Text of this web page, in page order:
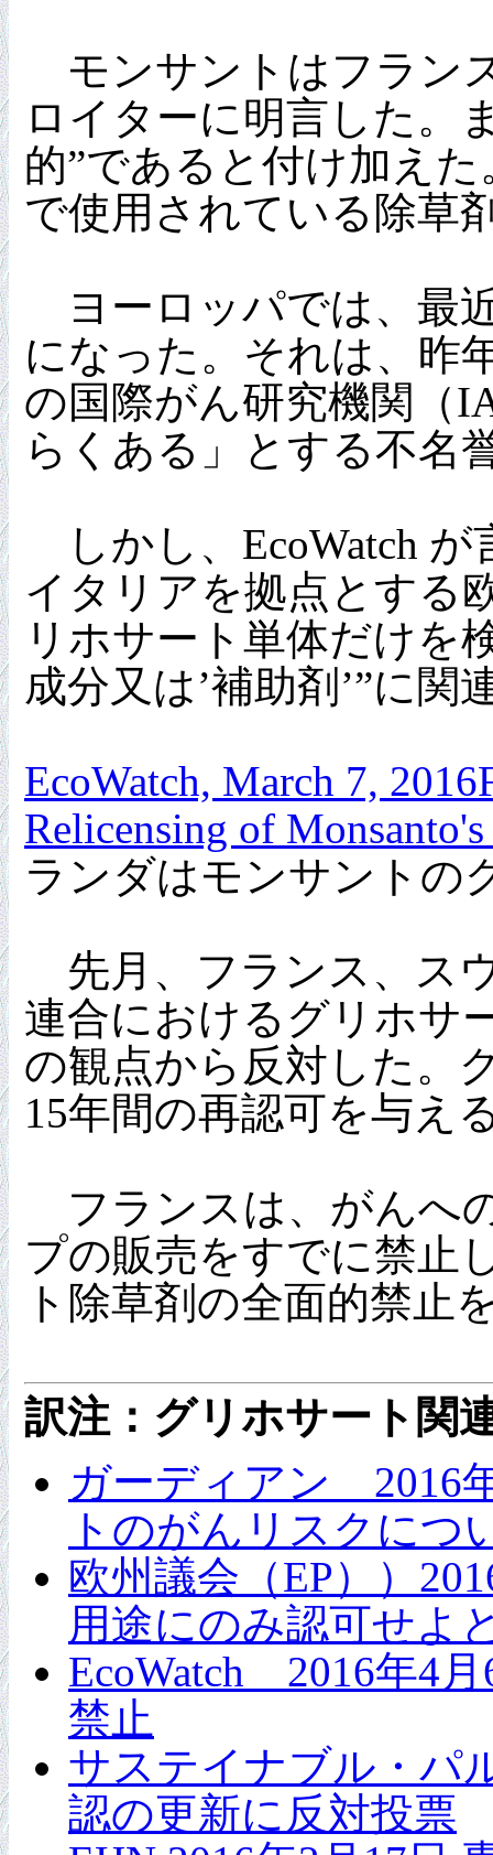
モンサントはフラン
ロイターに明言した。
的”であると付け加え
で使用されている除草
ヨーロッパでは、最
になった。それは、昨
の国際がん研究機関（
らくある」とする不名
しかし、EcoWatch
イタリアを拠点とする
リホサート単体だけを
成分又は’補助剤’”に
EcoWatch, March 7,
Relicensing of
ランダはモンサントの
先月、フランス、ス
連合におけるグリホサ
の観点から反対した。
15年間の再認可を与え
フランスは、がんへ
プの販売をすでに禁止
ト除草剤の全面的禁止
訳注：グリホサート関
ガーディアン 2016
トのがんリスクにつ
欧州議会（EP））
用途にのみ認可せよ
EcoWatch 2016年4
禁止
サステイナブル・
認の更新に反対投票